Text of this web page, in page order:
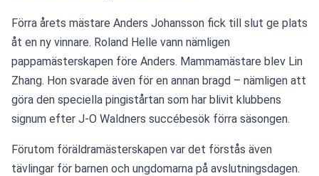
Förra årets mästare Anders Johansson fick till slut ge plats
åt en ny vinnare. Roland Helle vann nämligen
pappamästerskapen före Anders. Mammamästare blev Lin
Zhang. Hon svarade även för en annan bragd – nämligen att
göra den speciella pingistårtan som har blivit klubbens
signum efter J-O Waldners succébesök förra säsongen.
Förutom föräldramästerskapen var det förstås även
tävlingar för barnen och ungdomarna på avslutningsdagen.